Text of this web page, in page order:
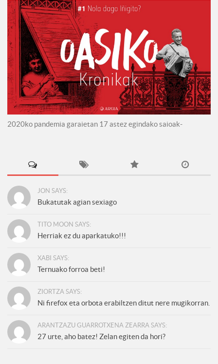
2020ko pandemia garaietan 17 astez egindako saioak-
JON SAYS:
Bukatutak agian sexiago
TITO MOON SAYS:
Herriak ez du aparkatuko!!!
XABI SAYS:
Ternuako forroa beti!
ZIORTZA SAYS:
Ni firefox eta orbota erabiltzen ditut nere mugikorran.
ARANTZAZU GUARROTXENA ZEARRA SAYS:
27 urte, aho batez! Zelan egiten da hori?